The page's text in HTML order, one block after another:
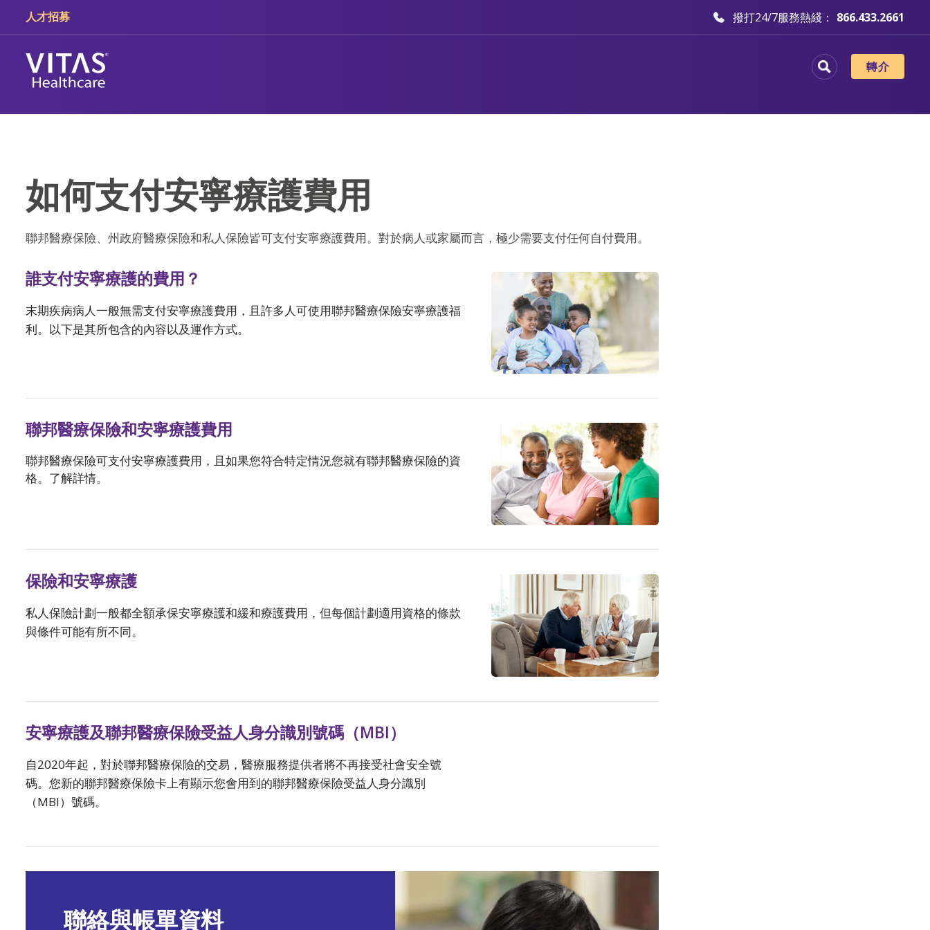
跳轉至主要內容
跳轉至導覽
人才招募 撥打24/7服務熱綫： 866.433.2661
轉介
如何支付安寧療護費用
聯邦醫療保險、州政府醫療保險和私人保險皆可支付安寧療護費用。對於病人或家屬而言，極少需要支付任何自付費用。
誰支付安寧療護的費用？
末期疾病病人一般無需支付安寧療護費用，且許多人可使用聯邦醫療保險安寧療護福
利。以下是其所包含的內容以及運作方式。
聯邦醫療保險和安寧療護費用
聯邦醫療保險可支付安寧療護費用，且如果您符合特定情況您就有聯邦醫療保險的資
格。了解詳情。
保險和安寧療護
私人保險計劃一般都全額承保安寧療護和緩和療護費用，但每個計劃適用資格的條款
與條件可能有所不同。
安寧療護及聯邦醫療保險受益人身分識別號碼（MBI）
自2020年起，對於聯邦醫療保險的交易，醫療服務提供者將不再接受社會安全號
碼。您新的聯邦醫療保險卡上有顯示您會用到的聯邦醫療保險受益人身分識別
（MBI）號碼。
聯絡與帳單資料